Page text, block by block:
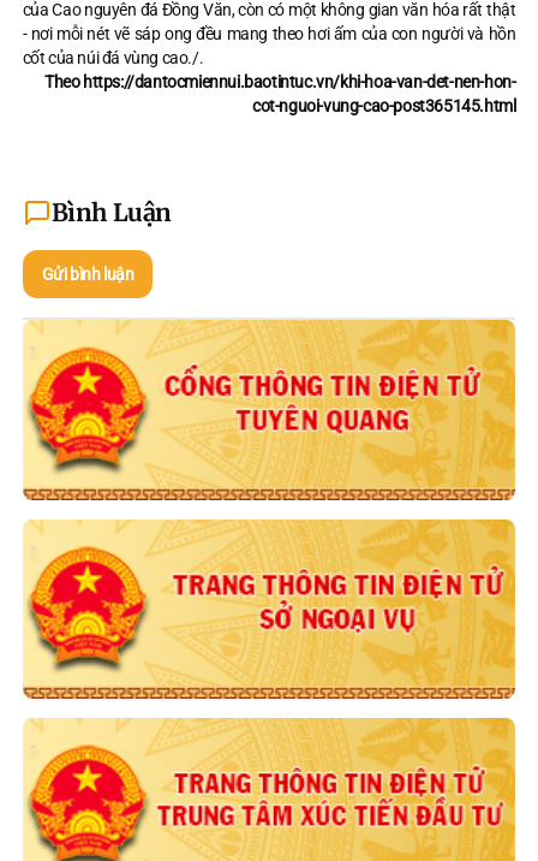
của Cao nguyên đá Đồng Văn, còn có một không gian văn hóa rất thật
- nơi mỗi nét vẽ sáp ong đều mang theo hơi ấm của con người và hồn
cốt của núi đá vùng cao./.
Theo https://dantocmiennui.baotintuc.vn/khi-hoa-van-det-nen-hon-
cot-nguoi-vung-cao-post365145.html
Bình Luận
Gửi bình luận